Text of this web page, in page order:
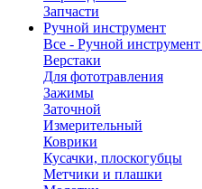
Запчасти
Ручной инструмент
Все - Ручной инструмент
Верстаки
Для фототравления
Зажимы
Заточной
Измерительный
Коврики
Кусачки, плоскогубцы
Метчики и плашки